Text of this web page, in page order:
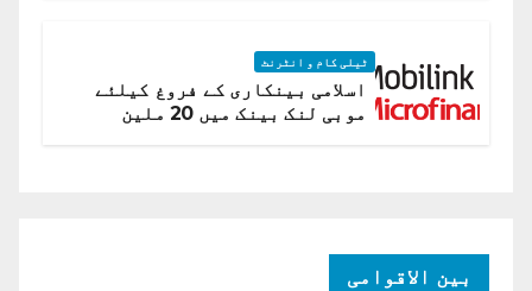
ٹیلی کام و انٹرنٹ
اسلامی بینکاری کے فروغ کیلئے
موبی لنک بینک میں 20 ملین
بین الاقوامی